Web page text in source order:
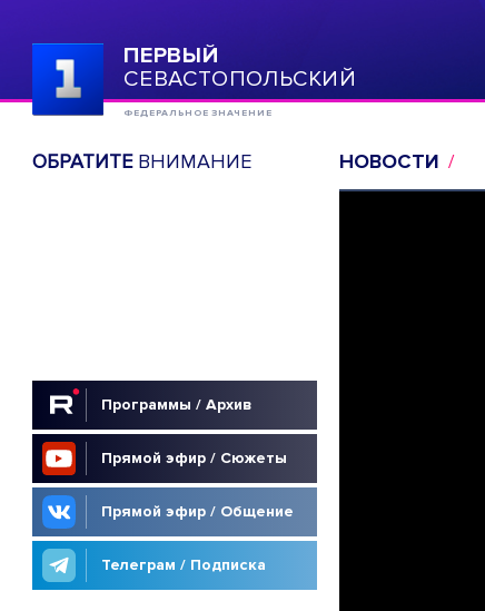
ПЕРВЫЙ
СЕВАСТОПОЛЬСКИЙ
ФЕДЕРАЛЬНОЕ ЗНАЧЕНИЕ
ОБРАТИТЕВНИМАНИЕ
Программы / Архив
Прямой эфир / Сюжеты
Прямой эфир / Общение
Телеграм / Подписка
НОВОСТИ